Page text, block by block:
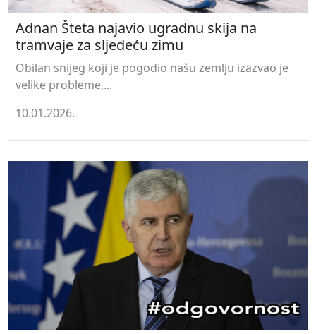
Adnan Šteta najavio ugradnu skija na
tramvaje za sljedeću zimu
Obilan snijeg koji je pogodio našu zemlju izazvao je
velike probleme,...
10.01.2026.